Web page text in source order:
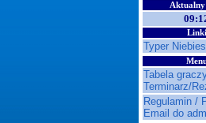
Aktualny
Linki
Typer
Tabela
Terminarz/
Regulamin /
Email do